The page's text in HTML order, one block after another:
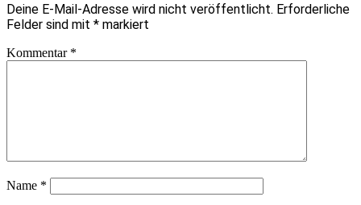
Deine E-Mail-Adresse wird nicht veröffentlicht. Erforderliche
Felder sind mit * markiert
Kommentar *
Name *